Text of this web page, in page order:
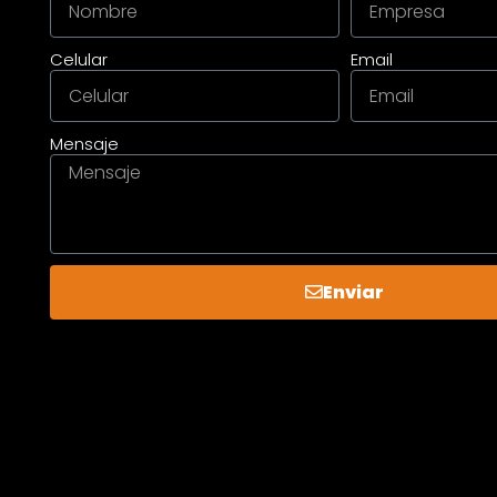
Celular Email
Mensaje
Enviar